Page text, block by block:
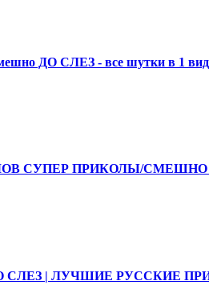
смешно ДО СЛЕЗ - все шутки в 1
СУПЕР ПРИКОЛЫ/СМЕШНО
СЛЕЗ | ЛУЧШИЕ РУССКИЕ